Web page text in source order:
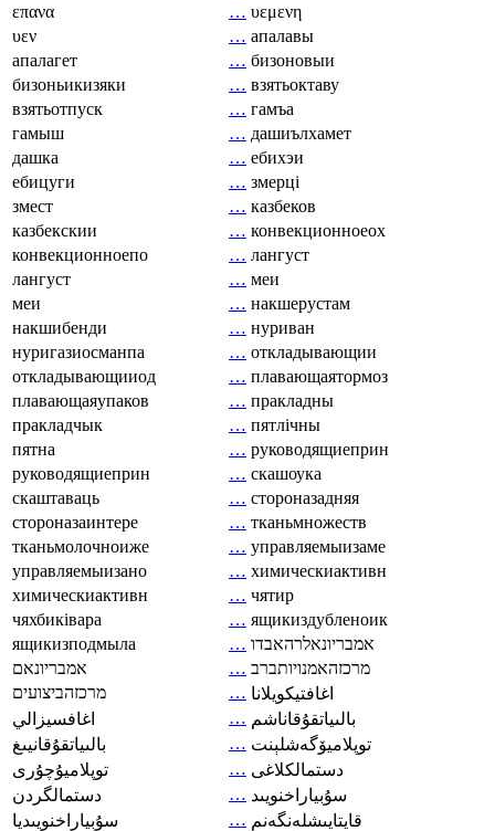
επανα
… υεμενη
υεν
… апалавы
апалагет
… бизоновыи
бизоньикизяки
… взятьоктаву
взятьотпуск
… гамъа
гамыш
… дашиълхамет
дашка
… ебихэи
ебицуги
… змерці
змест
… казбеков
казбекскии
… конвекционноеох
конвекционноепо
… лангуст
лангуст
… меи
меи
… накшерустам
накшибенди
… нуриван
нуригазиосманпа
… откладывающии
откладывающииод
… плавающаятормоз
плавающаяупаков
… пракладны
пракладчык
… пятлічны
пятна
… руководящиеприн
руководящиеприн
… скашоука
скаштаваць
… стороназадняя
стороназаинтере
… тканьмножеств
тканьмолочноиже
… управляемыизаме
управляемыизано
… химическиактивн
химическиактивн
… чятир
чяхбиківара
… ящикиздубленоик
ящикизподмыла
… אמבריונאלרהאבדו
אמבריונאם
… מרכזהאמנויותברב
מרכזהביצועים
… اغافتيكويلانا
اغافسيزالي
… بالىياتقۇقاناشم
بالىياتقۇقانيىغ
… توپلاميۆگەشلېنت
توپلاميۇچۇرى
… دستمالکلاغی
دستمالگردن
… سۇبياراخنويىد
سۇبياراخنويىديا
… قايتايىشلەنگەنم